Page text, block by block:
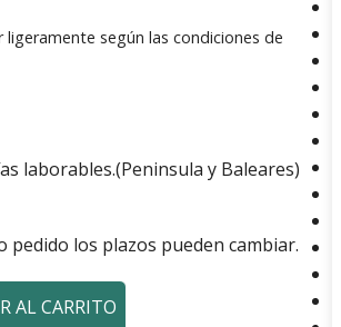
ligeramente según las condiciones de
laborables.(Peninsula y Baleares)
pedido los plazos pueden cambiar.
AL CARRITO